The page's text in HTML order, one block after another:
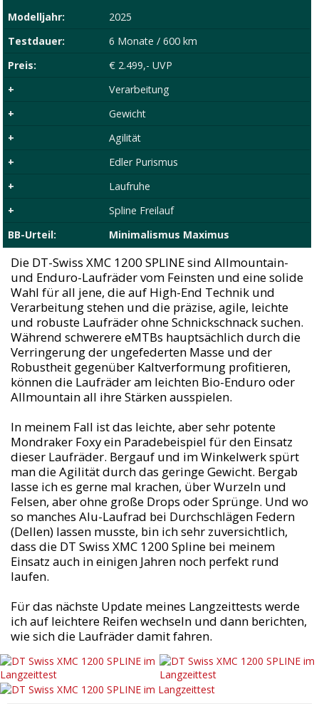
Modelljahr:
2025
Testdauer:
6 Monate / 600 km
Preis:
€ 2.499,- UVP
+
Verarbeitung
+
Gewicht
+
Agilität
+
Edler Purismus
+
Laufruhe
+
Spline Freilauf
BB-Urteil:
Minimalismus Maximus
Die DT-Swiss XMC 1200 SPLINE sind Allmountain-
und Enduro-Laufräder vom Feinsten und eine solide
Wahl für all jene, die auf High-End Technik und
Verarbeitung stehen und die präzise, agile, leichte
und robuste Laufräder ohne Schnickschnack suchen.
Während schwerere eMTBs hauptsächlich durch die
Verringerung der ungefederten Masse und der
Robustheit gegenüber Kaltverformung profitieren,
können die Laufräder am leichten Bio-Enduro oder
Allmountain all ihre Stärken ausspielen.
In meinem Fall ist das leichte, aber sehr potente
Mondraker Foxy ein Paradebeispiel für den Einsatz
dieser Laufräder. Bergauf und im Winkelwerk spürt
man die Agilität durch das geringe Gewicht. Bergab
lasse ich es gerne mal krachen, über Wurzeln und
Felsen, aber ohne große Drops oder Sprünge. Und wo
so manches Alu-Laufrad bei Durchschlägen Federn
(Dellen) lassen musste, bin ich sehr zuversichtlich,
dass die DT Swiss XMC 1200 Spline bei meinem
Einsatz auch in einigen Jahren noch perfekt rund
laufen.
Für das nächste Update meines Langzeittests werde
ich auf leichtere Reifen wechseln und dann berichten,
wie sich die Laufräder damit fahren.